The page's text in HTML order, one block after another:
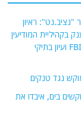
"נציב.נט": ראיון
בקהיליית המודיעין
האמריקאית שעורר גל אנטישמיות והפריצה למחשבי ה-FBI ועיון בתיקי
נגד טנקים
בים, איבדו את